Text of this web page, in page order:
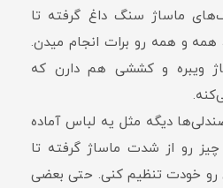
ماساژ سنگ داغ گرفته تا
و همه رو برات انجام میدن.
ویبره و کششی هم دارن که
دیگه مثل یه لباس آماده
رو از شدت ماساژ گرفته تا
رو خودت تنظیم کنی. حتی بعضی